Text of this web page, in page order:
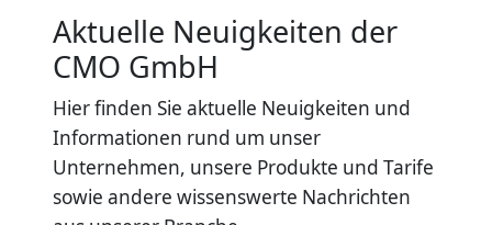
Aktuelle Neuigkeiten der
CMO GmbH
Hier finden Sie aktuelle Neuigkeiten und
Informationen rund um unser
Unternehmen, unsere Produkte und Tarife
sowie andere wissenswerte Nachrichten